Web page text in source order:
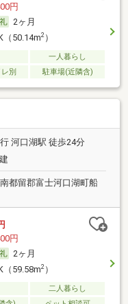
円
2ヶ月
（50.14m2）
一人暮らし
別 駐車場(近隣含)
河口湖駅 徒歩24分
都留郡富士河口湖町船
円
2ヶ月
（59.58m2）
二人暮らし